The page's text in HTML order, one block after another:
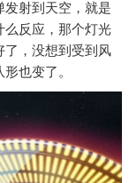
发射到天空，就是
么反应，那个灯光
了，没想到受到风
也变了。